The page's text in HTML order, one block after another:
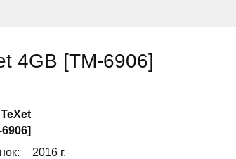
4GB [TM-6906]
2016 г.